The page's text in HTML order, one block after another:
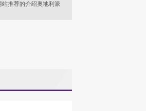
推荐的介绍奥地利派